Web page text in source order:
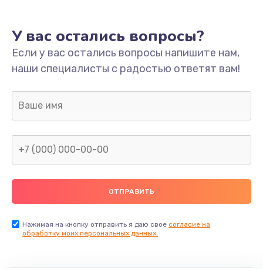
У вас остались вопросы?
Если у вас остались вопросы напишите нам,
наши специалисты с радостью ответят вам!
Нажимая на кнопку отправить я даю свое согласие на
обработку моих персональных данных.